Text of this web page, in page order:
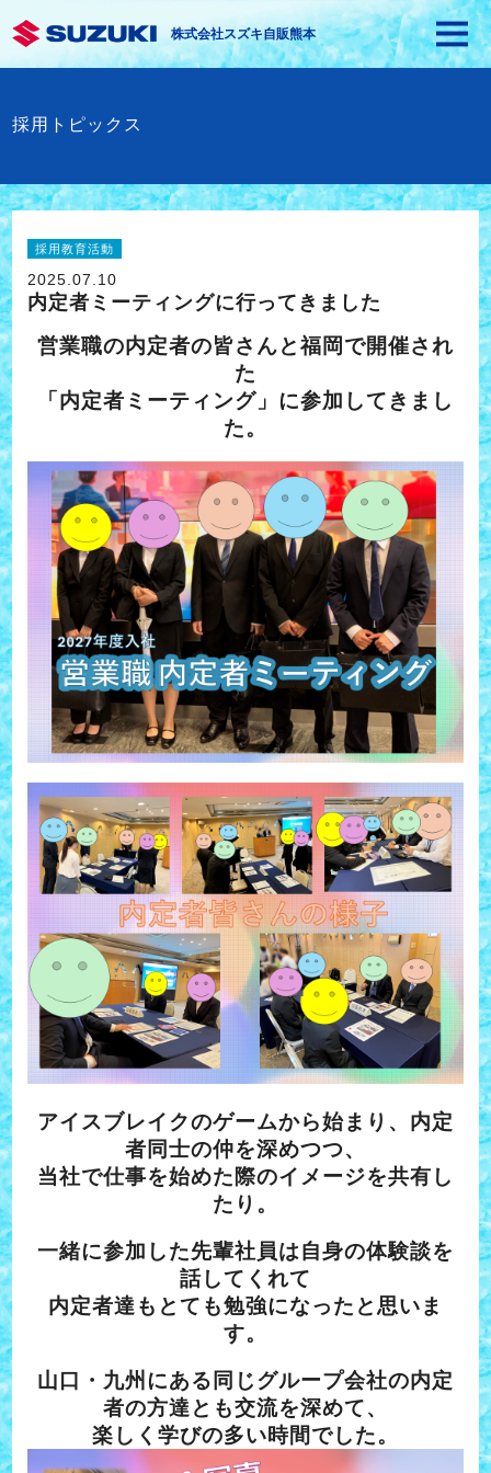
株式会社スズキ自販熊本
採用トピックス
採用教育活動
2025.07.10
内定者ミーティングに行ってきました
営業職の内定者の皆さんと福岡で開催され
た
「内定者ミーティング」に参加してきまし
た。
アイスブレイクのゲームから始まり、内定
者同士の仲を深めつつ、
当社で仕事を始めた際のイメージを共有し
たり。
一緒に参加した先輩社員は自身の体験談を
話してくれて
内定者達もとても勉強になったと思いま
す。
山口・九州にある同じグループ会社の内定
者の方達とも交流を深めて、
楽しく学びの多い時間でした。